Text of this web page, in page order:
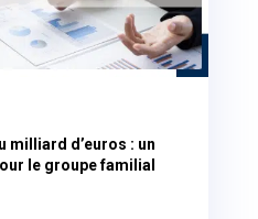
milliard d’euros : un
le groupe familial